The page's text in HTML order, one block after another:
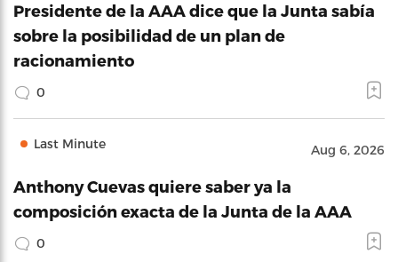
Presidente de la AAA dice que la Junta sabía
sobre la posibilidad de un plan de
racionamiento
0
Last Minute Aug 6, 2026
Anthony Cuevas quiere saber ya la
composición exacta de la Junta de la AAA
0